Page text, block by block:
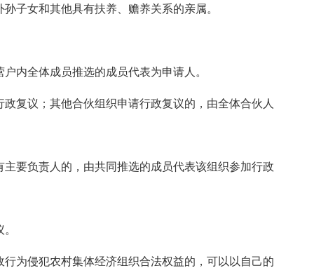
子女和其他具有扶养、赡养关系的亲属。
内全体成员推选的成员代表为申请人。
复议；其他合伙组织申请行政复议的，由全体合伙人
要负责人的，由共同推选的成员代表该组织参加行政
为侵犯农村集体经济组织合法权益的，可以以自己的